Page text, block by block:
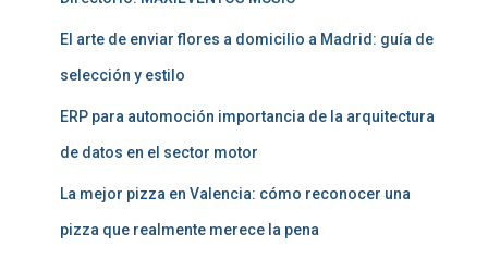
El arte de enviar flores a domicilio a Madrid: guía de
selección y estilo
ERP para automoción importancia de la arquitectura
de datos en el sector motor
La mejor pizza en Valencia: cómo reconocer una
pizza que realmente merece la pena